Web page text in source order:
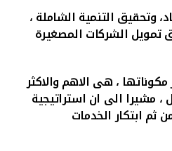
وتحقيق التنمية الشاملة ،
تمويل الشركات المصغيرة
، هى الاهم والاكثر
مشيرا الى ان استراتيجية
ثم ابتكار الخدمات